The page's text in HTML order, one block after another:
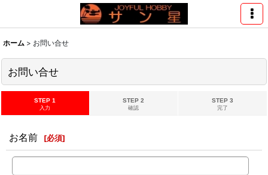
ホーム > お問い合せ
お問い合せ
STEP 1
入力
STEP 2
確認
STEP 3
完了
お名前 [必須]